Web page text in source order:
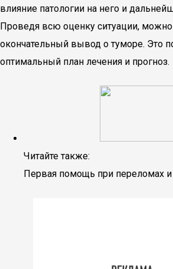
влияние патологии на него и
Проведя всю оценку ситуации, можно
окончательный вывод о туморе. Это
оптимальный план лечения и прогноз.
Читайте также:
Первая помощь при переломах